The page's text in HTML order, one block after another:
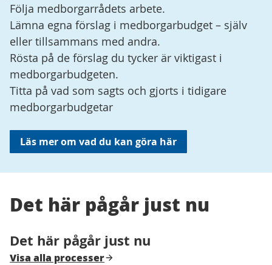
Följa medborgarrådets arbete.
Lämna egna förslag i medborgarbudget – själv
eller tillsammans med andra.
Rösta på de förslag du tycker är viktigast i
medborgarbudgeten.
Titta på vad som sagts och gjorts i tidigare
medborgarbudgetar
Läs mer om vad du kan göra här
Det här pågår just nu
Det här pågår just nu
Visa alla processer